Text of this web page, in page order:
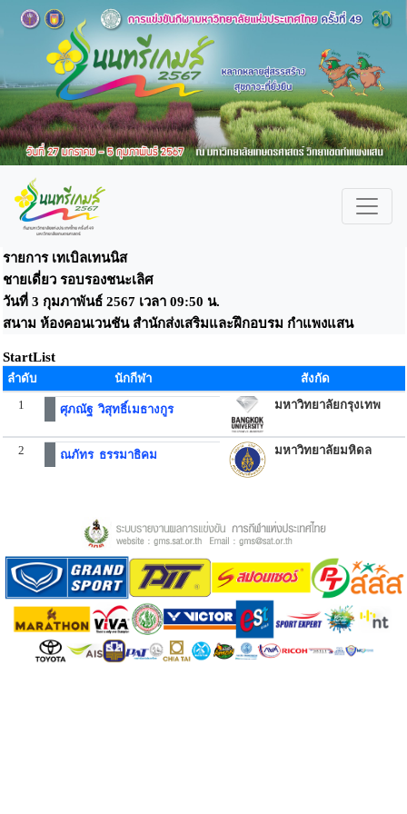
รายการ เทเบิลเทนนิส
ชายเดี่ยว รอบรองชนะเลิศ
วันที่ 3 กุมภาพันธ์ 2567 เวลา 09:50 น.
สนาม ห้องคอนเวนชัน สำนักส่งเสริมและฝึกอบรม กำแพงแสน
StartList
ลำดับ นักกีฬา
สังกัด
1
ศุภณัฐ วิสุทธิ์เมธางกูร มหาวิทยาลัยกรุงเทพ
2 ณภัทร ธรรมาธิคม มหาวิทยาลัยมหิดล